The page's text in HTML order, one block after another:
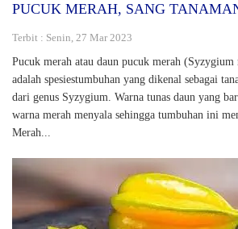
PUCUK MERAH, SANG
Terbit : Senin, 27 Mar 2023
Pucuk merah atau daun pucuk merah
adalah spesiestumbuhan yang dikenal sebagai
dari genus Syzygium. Warna tunas daun yang
warna merah menyala sehingga tumbuhan ini
Merah...